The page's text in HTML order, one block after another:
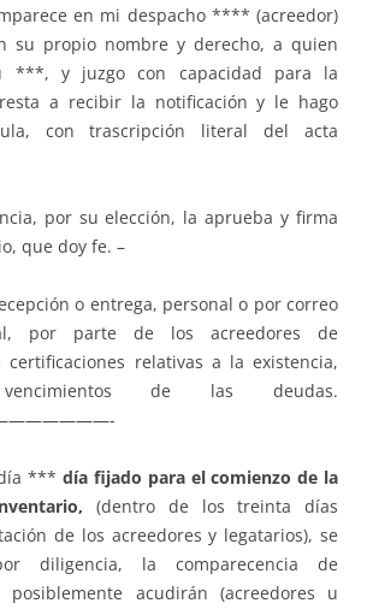
en mi despacho **** (acreedor)
su propio nombre y derecho, a quien
***, y juzgo con capacidad para la
a recibir la notificación y le hago
con trascripción literal del acta
por su elección, la aprueba y firma
que doy fe. –
o entrega, personal o por correo
por parte de los acreedores de
relativas a la existencia,
de las deudas.
*** día fijado para el comienzo de la
(dentro de los treinta días
de los acreedores y legatarios), se
diligencia, la comparecencia de
posiblemente acudirán (acreedores u